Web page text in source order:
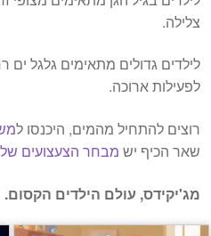
צלילה.
לילדים גדולים מתאימים גלגל
לפעילות ארוכה.
רוצים להתחיל מהמים, היכנסו ל
שאר הכיף יש מבחר הצעצועים
מג'יקידס, עולם הילדים הקסום.